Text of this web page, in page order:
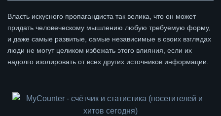
Власть искусного пропагандиста так велика, что он может
придать человеческому мышлению любую требуемую форму,
и даже самые развитые, самые независимые в своих взглядах
люди не могут целиком избежать этого влияния, если их
надолго изолировать от всех других источников информации.